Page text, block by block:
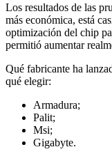
Los resultados de las
más económica, está
optimización del chip
permitió aumentar
Qué fabricante ha
qué elegir:
Armadura;
Palit;
Msi;
Gigabyte.